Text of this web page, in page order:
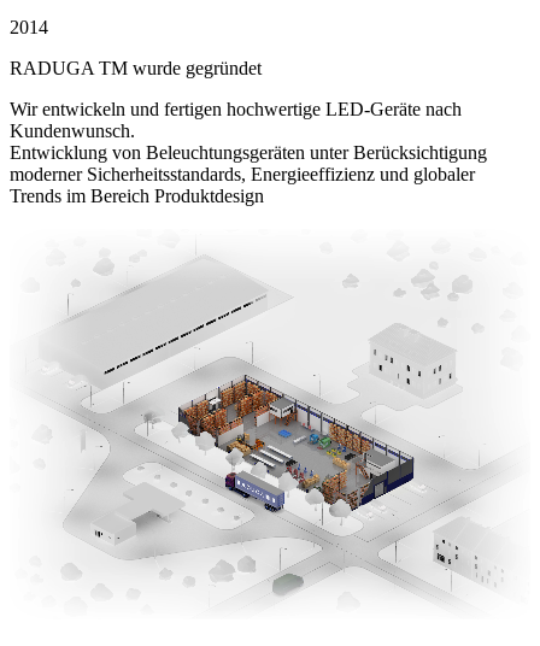
2014
RADUGA TM wurde gegründet
Wir entwickeln und fertigen hochwertige LED-Geräte nach
Kundenwunsch.
Entwicklung von Beleuchtungsgeräten unter Berücksichtigung
moderner Sicherheitsstandards, Energieeffizienz und globaler
Trends im Bereich Produktdesign